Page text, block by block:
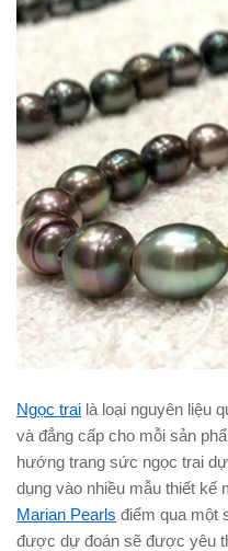
Ngọc trai là loại nguyên liệu
và đẳng cấp cho mỗi sản
hướng trang sức ngọc trai
dụng vào nhiều mẫu thiết kế
Marian Pearls điểm qua một
được dự đoán sẽ được yêu